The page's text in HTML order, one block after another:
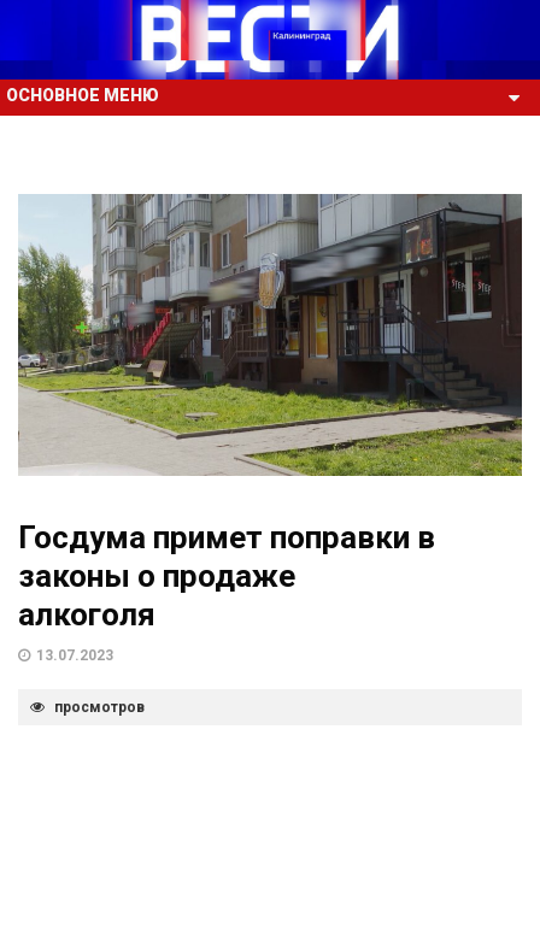
ОСНОВНОЕ МЕНЮ
Госдума примет поправки в
законы о продаже
алкоголя
13.07.2023
просмотров